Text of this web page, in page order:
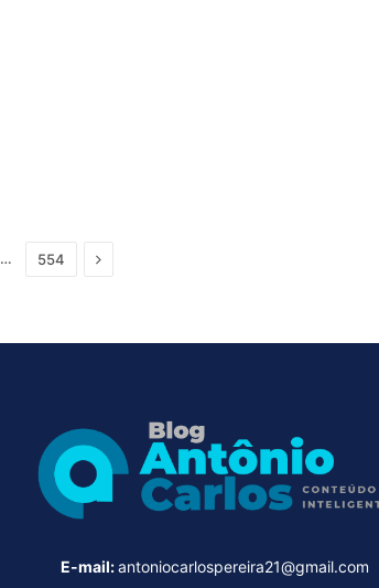
… 554 Next
E-mail:antoniocarlospereira21@gmail.com